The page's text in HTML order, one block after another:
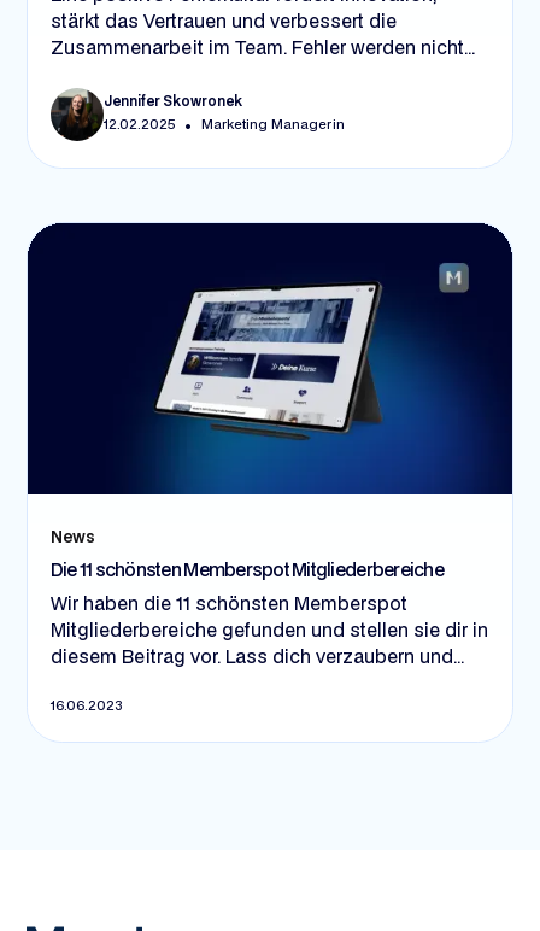
stärkt das Vertrauen und verbessert die
Zusammenarbeit im Team. Fehler werden nicht
gesehen. In 4 Schritten – durch offenes
Feedback, Vorbildfunktion der Führungskräfte,
Jennifer Skowronek
12.02.2025 • Marketing Managerin
News
Die 11 schönsten Memberspot Mitgliederbereiche
Wir haben die 11 schönsten Memberspot
Mitgliederbereiche gefunden und stellen sie dir in
diesem Beitrag vor. Lass dich verzaubern und
spannenden Anwendungsfällen. Los geht's! 😍
16.06.2023